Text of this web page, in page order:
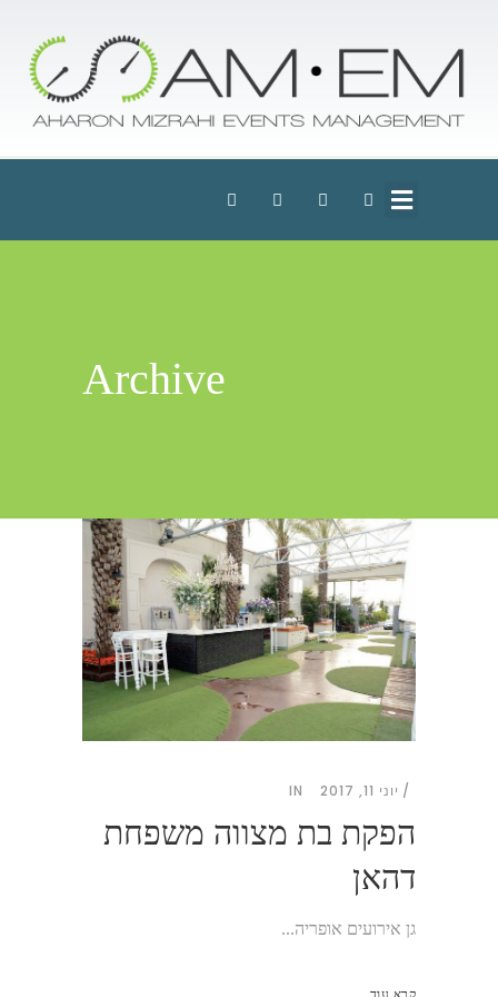
Archive
יוני 11, 2017 IN
הפקת בת מצווה משפחת
דהאן
גן אירועים אופריה...